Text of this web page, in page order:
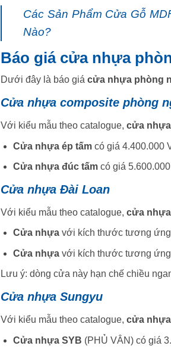
Các Sản Phẩm Cửa Gỗ
Nào?
Báo giá cửa nhựa
Dưới đây là báo giá cửa nhựa phòng
Cửa nhựa composite phòng
Với kiểu mẫu theo catalogue, cửa
Cửa nhựa ép tấmcó giá 4.400.000
Cửa nhựa đúc tấmcó giá
Cửa nhựa Đài Loan
Với kiểu mẫu theo catalogue, cửa
Cửa nhựavới kích thước tương ứng
Cửa nhựavới kích thước tương ứng
Lưu ý: dòng cửa này hạn chế chiều
Cửa nhựa Sungyu
Với kiểu mẫu theo catalogue, cửa
Cửa nhựa SYB (PHỦ VÂN) có giá